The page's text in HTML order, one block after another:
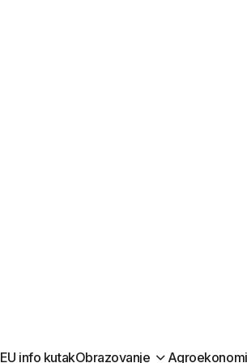
EU info kutakObrazovanje